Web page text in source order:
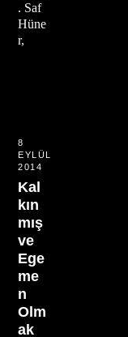
. Saf
Hüne
r,
8
EYLÜL
2014
Kal
kın
mış
ve
Ege
me
n
Olm
ak